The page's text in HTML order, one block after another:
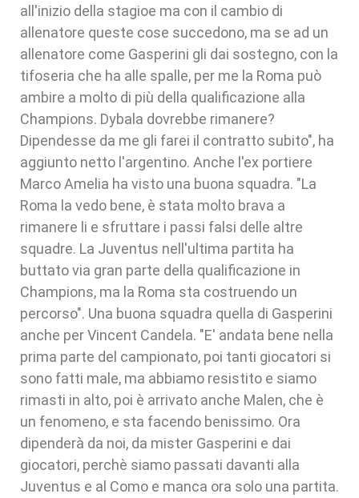
all'inizio della stagioe ma con il cambio di
allenatore queste cose succedono, ma se ad un
allenatore come Gasperini gli dai sostegno, con la
tifoseria che ha alle spalle, per me la Roma può
ambire a molto di più della qualificazione alla
Champions. Dybala dovrebbe rimanere?
Dipendesse da me gli farei il contratto subito", ha
aggiunto netto l'argentino. Anche l'ex portiere
Marco Amelia ha visto una buona squadra. "La
Roma la vedo bene, è stata molto brava a
rimanere li e sfruttare i passi falsi delle altre
squadre. La Juventus nell'ultima partita ha
buttato via gran parte della qualificazione in
Champions, ma la Roma sta costruendo un
percorso". Una buona squadra quella di Gasperini
anche per Vincent Candela. "E' andata bene nella
prima parte del campionato, poi tanti giocatori si
sono fatti male, ma abbiamo resistito e siamo
rimasti in alto, poi è arrivato anche Malen, che è
un fenomeno, e sta facendo benissimo. Ora
dipenderà da noi, da mister Gasperini e dai
giocatori, perchè siamo passati davanti alla
Juventus e al Como e manca ora solo una partita.